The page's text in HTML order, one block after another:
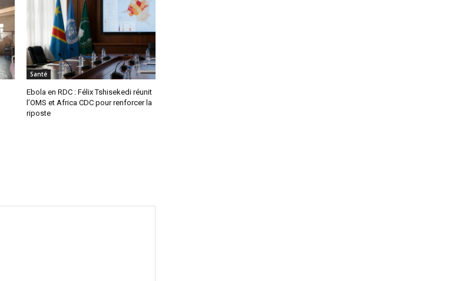
Santé
Ebola en RDC : Félix Tshisekedi réunit
l’OMS et Africa CDC pour renforcer la
riposte